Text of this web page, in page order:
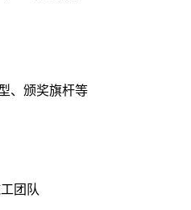
、颁奖旗杆等
团队